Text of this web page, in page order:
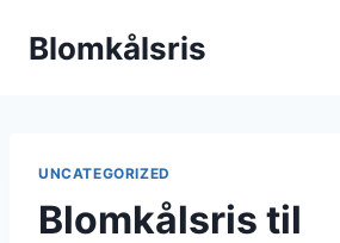
Blomkålsris
UNCATEGORIZED
Blomkålsris til